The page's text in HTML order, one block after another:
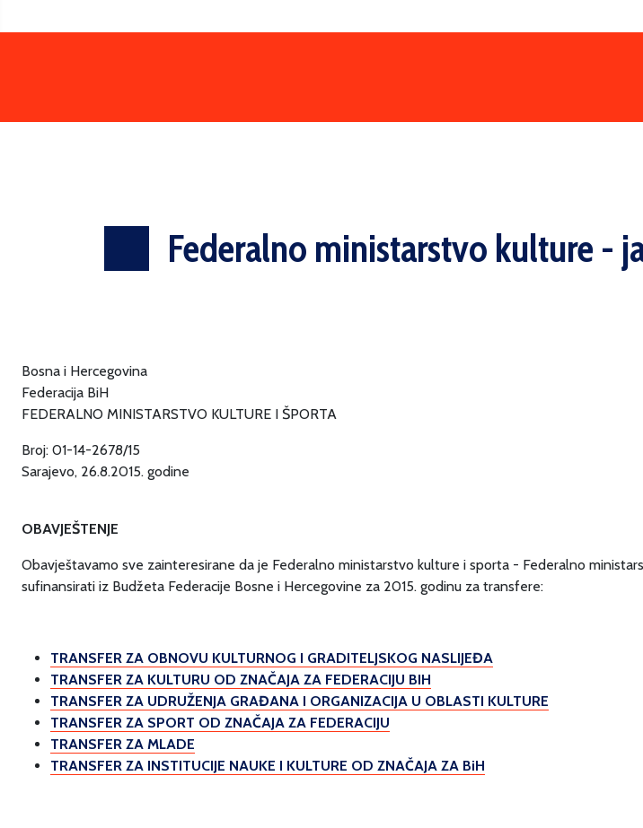
Federalno ministarstvo kulture -
Bosna i Hercegovina
Federacija BiH
FEDERALNO MINISTARSTVO KULTURE I ŠPORTA
Broj: 01-14-2678/15
Sarajevo, 26.8.2015. godine
OBAVJEŠTENJE
Obavještavamo sve zainteresirane da je Federalno ministarstvo kulture i sporta - Federalno
sufinansirati iz Budžeta Federacije Bosne i Hercegovine za 2015. godinu za transfere:
TRANSFER ZA OBNOVU KULTURNOG I GRADITELJSKOG NASLIJEĐA
TRANSFER ZA KULTURU OD ZNAČAJA ZA FEDERACIJU BIH
TRANSFER ZA UDRUŽENJA GRAĐANA I ORGANIZACIJA U OBLASTI KULTURE
TRANSFER ZA SPORT OD ZNAČAJA ZA FEDERACIJU
TRANSFER ZA MLADE
TRANSFER ZA INSTITUCIJE NAUKE I KULTURE OD ZNAČAJA ZA BiH